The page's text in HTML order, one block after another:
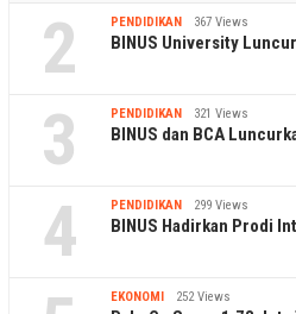
2 PENDIDIKAN 367 Views
BINUS University
3 PENDIDIKAN 321 Views
BINUS dan BCA
4 PENDIDIKAN 299 Views
BINUS Hadirkan Prodi
EKONOMI 252 Views